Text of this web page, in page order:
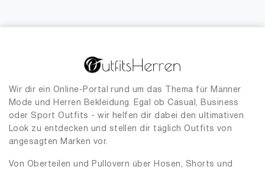
Wir dir ein Online-Portal rund um das Thema für Männer
Mode und Herren Bekleidung. Egal ob Casual, Business
oder Sport Outfits - wir helfen dir dabei den ultimativen
Look zu entdecken und stellen dir täglich Outfits von
angesagten Marken vor.
Von Oberteilen und Pullovern über Hosen, Shorts und